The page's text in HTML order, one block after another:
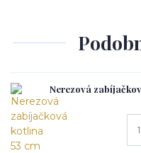
Nerezová